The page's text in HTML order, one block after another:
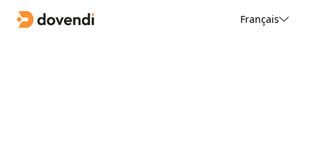
Français